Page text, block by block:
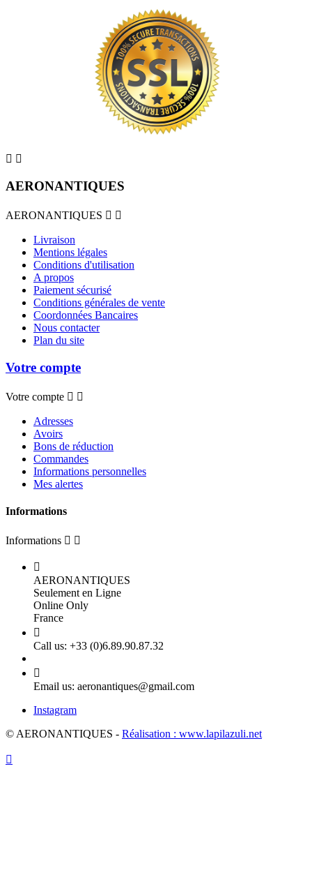
 
AERONANTIQUES
AERONANTIQUES  
Livraison
Mentions légales
Conditions d'utilisation
A propos
Paiement sécurisé
Conditions générales de vente
Coordonnées Bancaires
Nous contacter
Plan du site
Votre compte
Votre compte  
Adresses
Avoirs
Bons de réduction
Commandes
Informations personnelles
Mes alertes
Informations
Informations  

AERONANTIQUES
Seulement en Ligne
Online Only
France

Call us: +33 (0)6.89.90.87.32

Email us: aeronantiques@gmail.com
Instagram
© AERONANTIQUES - Réalisation : www.lapilazuli.net
